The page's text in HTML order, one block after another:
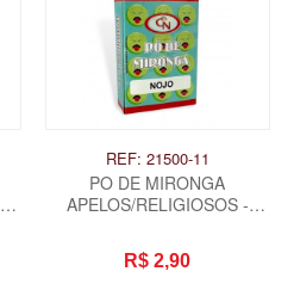
REF: 21500-11
PO DE MIRONGA
APELOS/RELIGIOSOS -
R$ 2,90